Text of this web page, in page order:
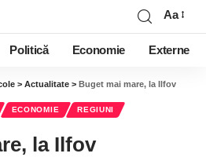
Aa
Politică Economie Externe
> Actualitate > Buget mai mare, la Ilfov
ECONOMIE REGIUNI
la Ilfov